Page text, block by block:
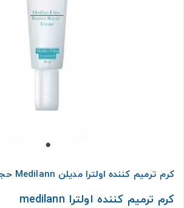
کرم ترمیم کننده اولترا مدیلن Medilann حجم 30 میلی لیتر
کرم ترمیم کننده اولترا medilann